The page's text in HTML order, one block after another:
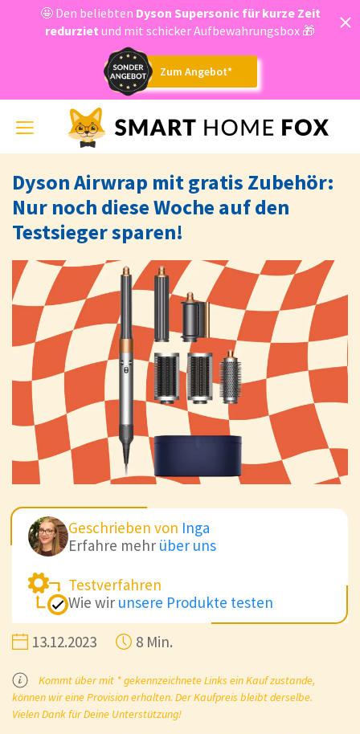
🤩 Den beliebten Dyson Supersonic für kurze Zeit
redurziet und mit schicker Aufbewahrungsbox 🎁
Zum Angebot*
Toggle
navigation
Dyson Airwrap mit gratis Zubehör:
Nur noch diese Woche auf den
Testsieger sparen!
Geschrieben von Inga
Erfahre mehr über uns
Testverfahren
Wie wir unsere Produkte testen
13.12.2023 8 Min.
Kommt über mit * gekennzeichnete Links ein Kauf zustande,
können wir eine Provision erhalten. Der Kaufpreis bleibt derselbe.
Vielen Dank für Deine Unterstützung!